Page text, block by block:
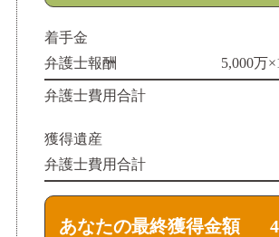
着手金
弁護士報酬
5,000万
弁護士費用合計
獲得遺産
弁護士費用合計
あなたの最終獲得金額